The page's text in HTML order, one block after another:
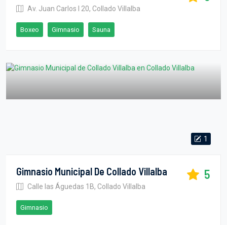
Av. Juan Carlos I 20, Collado Villalba
Boxeo Gimnasio Sauna
1
Gimnasio Municipal De Collado Villalba
Calle las Águedas 1B, Collado Villalba
5
Gimnasio